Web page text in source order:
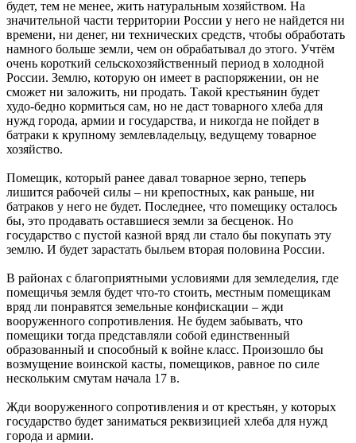
будет, тем не менее, жить натуральным хозяйством. На
значительной части территории России у него не найдется ни
времени, ни денег, ни технических средств, чтобы обработать
намного больше земли, чем он обрабатывал до этого. Учтём
очень короткий сельскохозяйственный период в холодной
России. Землю, которую он имеет в распоряжении, он не
сможет ни заложить, ни продать. Такой крестьянин будет
худо-бедно кормиться сам, но не даст товарного хлеба для
нужд города, армии и государства, и никогда не пойдет в
батраки к крупному землевладельцу, ведущему товарное
хозяйство.
Помещик, который ранее давал товарное зерно, теперь
лишится рабочей силы – ни крепостных, как раньше, ни
батраков у него не будет. Последнее, что помещику осталось
бы, это продавать оставшиеся земли за бесценок. Но
государство с пустой казной вряд ли стало бы покупать эту
землю. И будет зарастать быльем вторая половина России.
В районах с благоприятными условиями для земледелия, где
помещичья земля будет что-то стоить, местным помещикам
вряд ли понравятся земельные конфискации – жди
вооруженного сопротивления. Не будем забывать, что
помещики тогда представляли собой единственный
образованный и способный к войне класс. Произошло бы
возмущение воинской касты, помещиков, равное по силе
нескольким смутам начала 17 в.
Жди вооруженного сопротивления и от крестьян, у которых
государство будет заниматься реквизицией хлеба для нужд
города и армии.